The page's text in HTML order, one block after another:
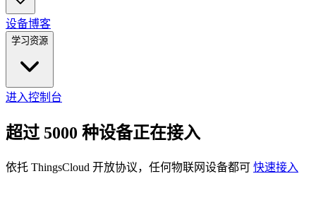
设备博客
学习资源
进入控制台
超过 5000 种设备正在接入
依托 ThingsCloud 开放协议，任何物联网设备都可 快速接入